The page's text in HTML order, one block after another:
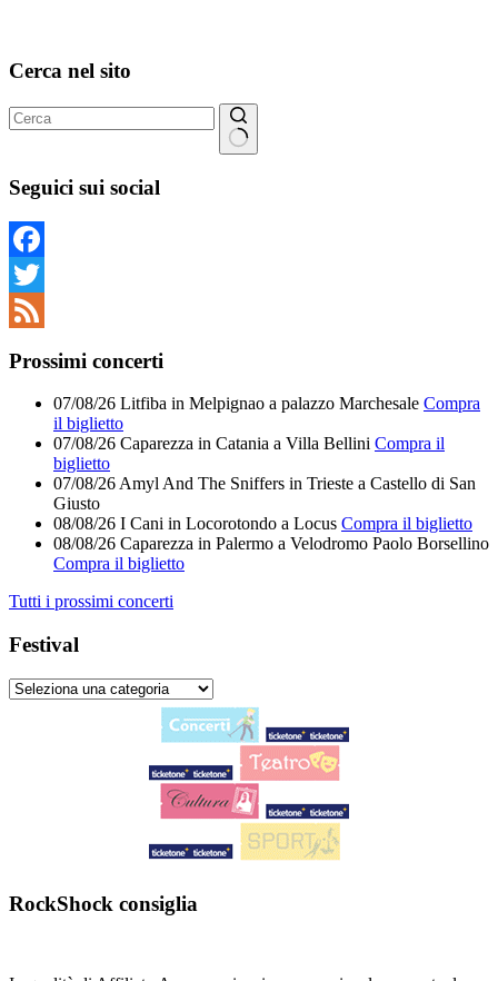
Cerca nel sito
risultato
Seguici sui social
Facebook
Twitter
Prossimi concerti
07/08/26 Litfiba in Melpignao a palazzo Marchesale Compra
il biglietto
07/08/26 Caparezza in Catania a Villa Bellini Compra il
biglietto
07/08/26 Amyl And The Sniffers in Trieste a Castello di San
Giusto
08/08/26 I Cani in Locorotondo a Locus Compra il biglietto
08/08/26 Caparezza in Palermo a Velodromo Paolo Borsellino
Compra il biglietto
Tutti i prossimi concerti
Festival
RockShock consiglia